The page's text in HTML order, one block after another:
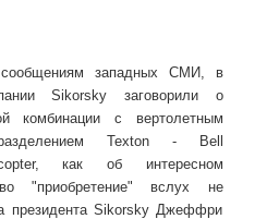
западных СМИ, в
Sikorsky заговорили о
комбинации с вертолетным
Texton - Bell
как об интересном
"приобретение" вслух не
президента Sikorsky Джеффри